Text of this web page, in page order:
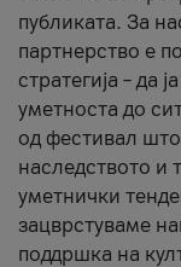
публиката. За
партнерство е
стратегија – да
уметноста до
од фестивал
наследството и
уметнички
зацврстуваме
поддршка на